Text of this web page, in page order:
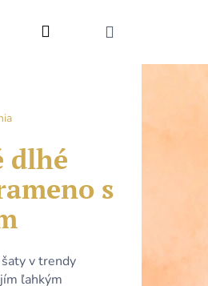
DOPLNKY
Prihlásenie
dlhé
s
v trendy
ľahkým